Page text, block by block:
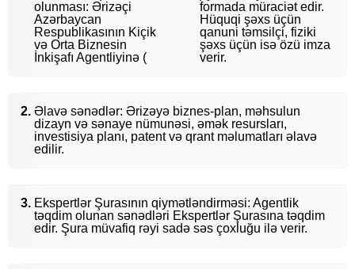
olunması: Ərizəçi
Azərbaycan
Respublikasının Kiçik
və Orta Biznesin
İnkişafı Agentliyinə (
formada müraciət edir.
Hüquqi şəxs üçün
qanuni təmsilçi, fiziki
şəxs üçün isə özü imza
verir.
Əlavə sənədlər: Ərizəyə biznes-plan, məhsulun
dizayn və sənaye nümunəsi, əmək resursları,
investisiya planı, patent və qrant məlumatları əlavə
edilir.
Ekspertlər Şurasının qiymətləndirməsi: Agentlik
təqdim olunan sənədləri Ekspertlər Şurasına təqdim
edir. Şura müvafiq rəyi sadə səs çoxluğu ilə verir.